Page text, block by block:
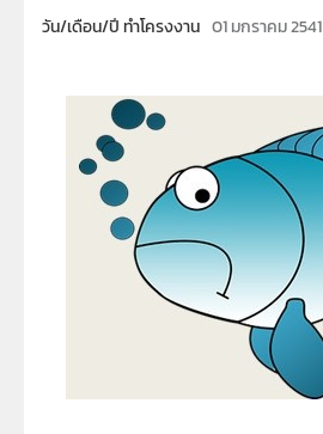
วัน/เดือน/ปี ทำโครงงาน 01 มกราคม 2541